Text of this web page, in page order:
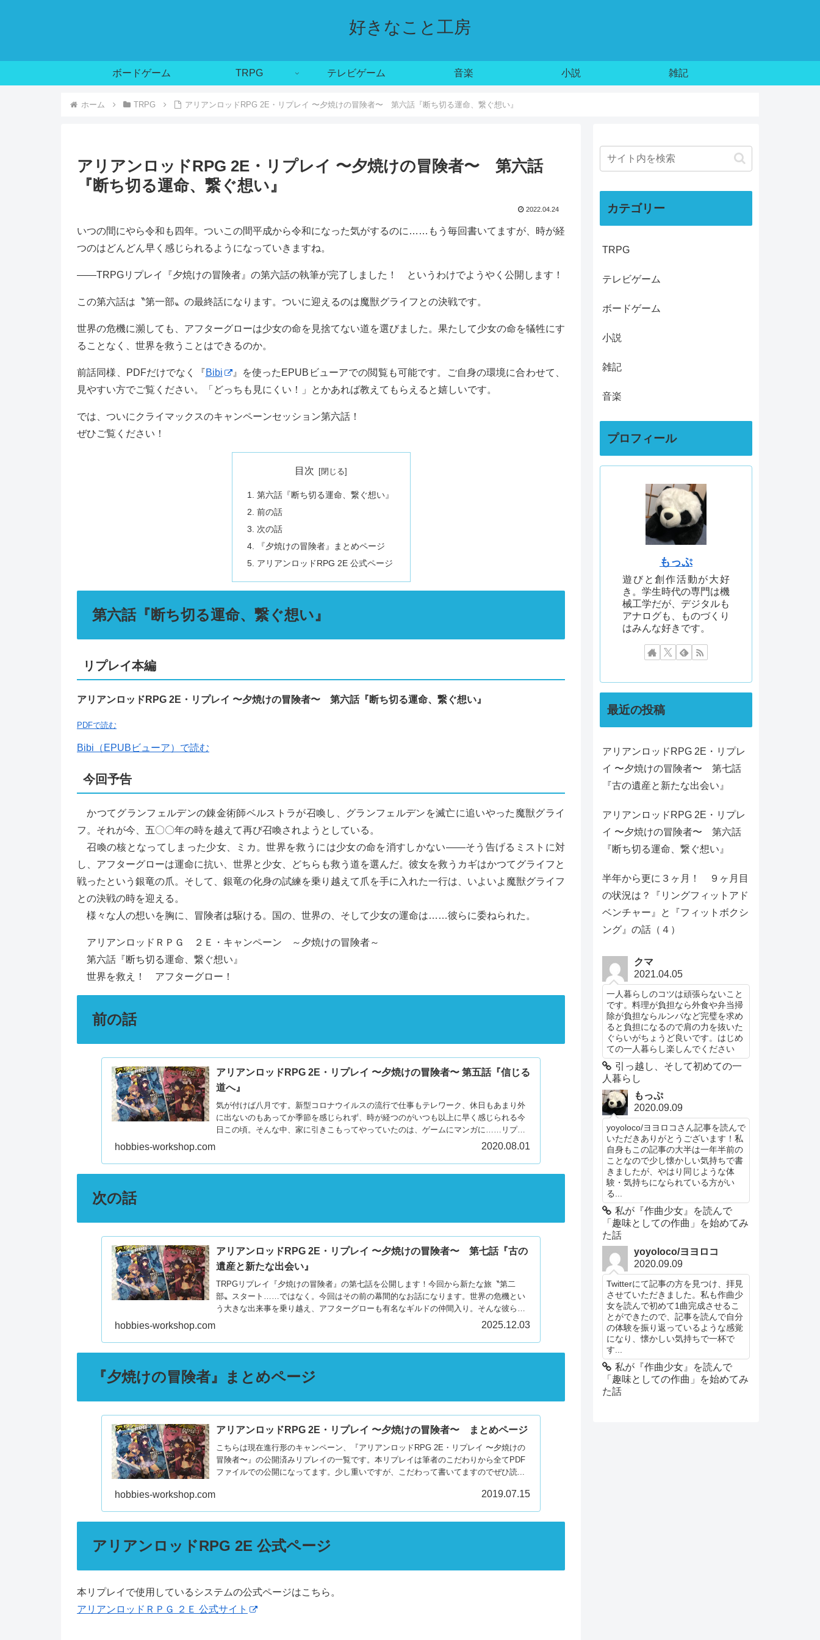
好きなこと工房
ボードゲーム TRPG テレビゲーム 音楽 小説 雑記
ホーム TRPG アリアンロッドRPG 2E・リプレイ 〜夕焼けの冒険者〜 第六話『断ち切る運命、繋ぐ想い』
アリアンロッドRPG 2E・リプレイ 〜夕焼けの冒険者〜 第六話
『断ち切る運命、繋ぐ想い』
2022.04.24
いつの間にやら令和も四年。ついこの間平成から令和になった気がするのに……もう毎回書いてますが、時が経
つのはどんどん早く感じられるようになっていきますね。
——TRPGリプレイ『夕焼けの冒険者』の第六話の執筆が完了しました！ というわけでようやく公開します！
この第六話は〝第一部〟の最終話になります。ついに迎えるのは魔獣グライフとの決戦です。
世界の危機に瀕しても、アフターグローは少女の命を見捨てない道を選びました。果たして少女の命を犠牲にす
ることなく、世界を救うことはできるのか。
前話同様、PDFだけでなく『Bibi
』を使ったEPUBビューアでの閲覧も可能です。ご自身の環境に合わせて、
見やすい方でご覧ください。「どっちも見にくい！」とかあれば教えてもらえると嬉しいです。
では、ついにクライマックスのキャンペーンセッション第六話！
ぜひご覧ください！
目次
第六話『断ち切る運命、繋ぐ想い』
前の話
次の話
『夕焼けの冒険者』まとめページ
アリアンロッドRPG 2E 公式ページ
第六話『断ち切る運命、繋ぐ想い』
リプレイ本編
アリアンロッドRPG 2E・リプレイ 〜夕焼けの冒険者〜 第六話『断ち切る運命、繋ぐ想い』
PDFで読む
Bibi（EPUBビューア）で読む
今回予告
かつてグランフェルデンの錬金術師ベルストラが召喚し、グランフェルデンを滅亡に追いやった魔獣グライ
フ。それが今、五〇〇年の時を越えて再び召喚されようとしている。
召喚の核となってしまった少女、ミカ。世界を救うには少女の命を消すしかない――そう告げるミストに対
し、アフターグローは運命に抗い、世界と少女、どちらも救う道を選んだ。彼女を救うカギはかつてグライフと
戦ったという銀竜の爪。そして、銀竜の化身の試練を乗り越えて爪を手に入れた一行は、いよいよ魔獣グライフ
との決戦の時を迎える。
様々な人の想いを胸に、冒険者は駆ける。国の、世界の、そして少女の運命は……彼らに委ねられた。
アリアンロッドＲＰＧ ２Ｅ・キャンペーン ～夕焼けの冒険者～
第六話『断ち切る運命、繋ぐ想い』
世界を救え！ アフターグロー！
前の話
アリアンロッドRPG 2E・リプレイ 〜夕焼けの冒険者〜 第五話『信じる
道へ』
気が付けば八月です。新型コロナウイルスの流行で仕事もテレワーク、休日もあまり外
に出ないのもあってか季節を感じられず、時が経つのがいつも以上に早く感じられる今
日この頃。そんな中、家に引きこもってやっていたのは、ゲームにマンガに……リプレ
hobbies-workshop.com 2020.08.01
次の話
アリアンロッドRPG 2E・リプレイ 〜夕焼けの冒険者〜 第七話『古の
遺産と新たな出会い』
TRPGリプレイ『夕焼けの冒険者』の第七話を公開します！今回から新たな旅〝第二
部〟スタート……ではなく。今回はその前の幕間的なお話になります。世界の危機とい
う大きな出来事を乗り越え、アフターグローも有名なギルドの仲間入り。そんな彼らが
迎えた冒険者としての新たな日常や周囲の人々の変化をぜひご覧ください。
hobbies-workshop.com 2025.12.03
『夕焼けの冒険者』まとめページ
アリアンロッドRPG 2E・リプレイ 〜夕焼けの冒険者〜 まとめページ
こちらは現在進行形のキャンペーン、『アリアンロッドRPG 2E・リプレイ 〜夕焼けの
冒険者〜』の公開済みリプレイの一覧です。本リプレイは筆者のこだわりから全てPDF
ファイルでの公開になってます。少し重いですが、こだわって書いてますのでぜひ読...
hobbies-workshop.com 2019.07.15
アリアンロッドRPG 2E 公式ページ
本リプレイで使用しているシステムの公式ページはこちら。
アリアンロッドＲＰＧ ２Ｅ 公式サイト
カテゴリー
TRPG
テレビゲーム
ボードゲーム
小説
雑記
音楽
プロフィール
もっぷ
遊びと創作活動が大好
き。学生時代の専門は機
械工学だが、デジタルも
アナログも、ものづくり
はみんな好きです。
最近の投稿
アリアンロッドRPG 2E・リプレ
イ 〜夕焼けの冒険者〜 第七話
『古の遺産と新たな出会い』
アリアンロッドRPG 2E・リプレ
イ 〜夕焼けの冒険者〜 第六話
『断ち切る運命、繋ぐ想い』
半年から更に３ヶ月！ ９ヶ月目
の状況は？『リングフィットアド
ベンチャー』と『フィットボクシ
ング』の話（４）
クマ
2021.04.05
一人暮らしのコツは頑張らないこと
です。料理が負担なら外食や弁当掃
除が負担ならルンバなど完璧を求め
ると負担になるので肩の力を抜いた
ぐらいがちょうど良いです。はじめ
ての一人暮らし楽しんでください
引っ越し、そして初めての一
人暮らし
もっぷ
2020.09.09
yoyoloco/ヨヨロコさん記事を読んで
いただきありがとうございます！私
自身もこの記事の大半は一年半前の
ことなので少し懐かしい気持ちで書
きましたが、やはり同じような体
験・気持ちになられている方がい
る...
私が『作曲少女』を読んで
「趣味としての作曲」を始めてみ
た話
yoyoloco/ヨヨロコ
2020.09.09
Twitterにて記事の方を見つけ、拝見
させていただきました。私も作曲少
女を読んで初めて1曲完成させるこ
とができたので、記事を読んで自分
の体験を振り返っているような感覚
になり、懐かしい気持ちで一杯で
す...
私が『作曲少女』を読んで
「趣味としての作曲」を始めてみ
た話